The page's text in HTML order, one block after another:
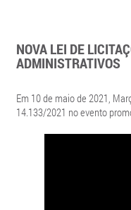
NOVA LEI DE
ADMINISTRATIVOS
Em 10 de maio de 2021,
14.133/2021 no evento